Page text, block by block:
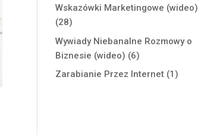
Wskazówki Marketingowe (wideo)
(28)
Wywiady Niebanalne Rozmowy o
Biznesie (wideo) (6)
Zarabianie Przez Internet (1)